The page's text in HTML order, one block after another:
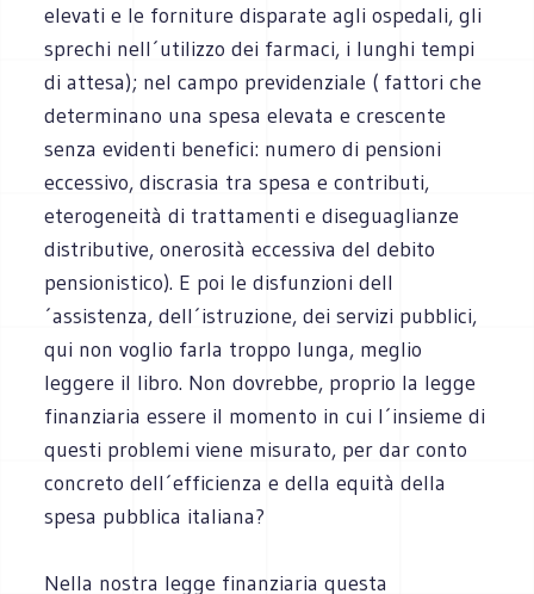
elevati e le forniture disparate agli ospedali, gli
sprechi nell´utilizzo dei farmaci, i lunghi tempi
di attesa); nel campo previdenziale ( fattori che
determinano una spesa elevata e crescente
senza evidenti benefici: numero di pensioni
eccessivo, discrasia tra spesa e contributi,
eterogeneità di trattamenti e diseguaglianze
distributive, onerosità eccessiva del debito
pensionistico). E poi le disfunzioni dell
´assistenza, dell´istruzione, dei servizi pubblici,
qui non voglio farla troppo lunga, meglio
leggere il libro. Non dovrebbe, proprio la legge
finanziaria essere il momento in cui l´insieme di
questi problemi viene misurato, per dar conto
concreto dell´efficienza e della equità della
spesa pubblica italiana?
Nella nostra legge finanziaria questa